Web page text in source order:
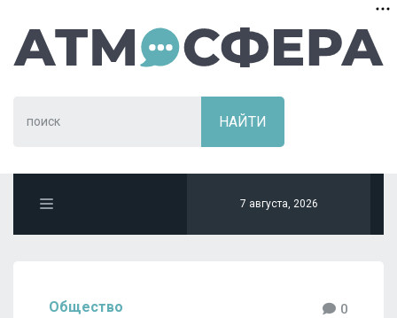
7 августа, 2026
Общество 0